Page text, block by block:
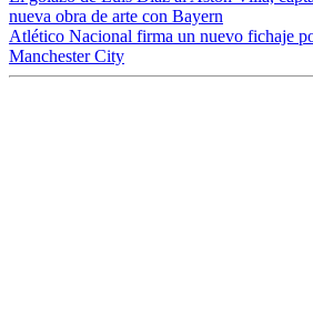
nueva obra de arte con Bayern
Atlético Nacional firma un nuevo fichaje
Manchester City